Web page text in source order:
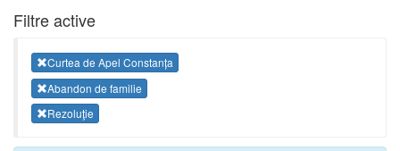
Filtre active
Curtea de Apel Constanța
Abandon de familie
Rezoluţie